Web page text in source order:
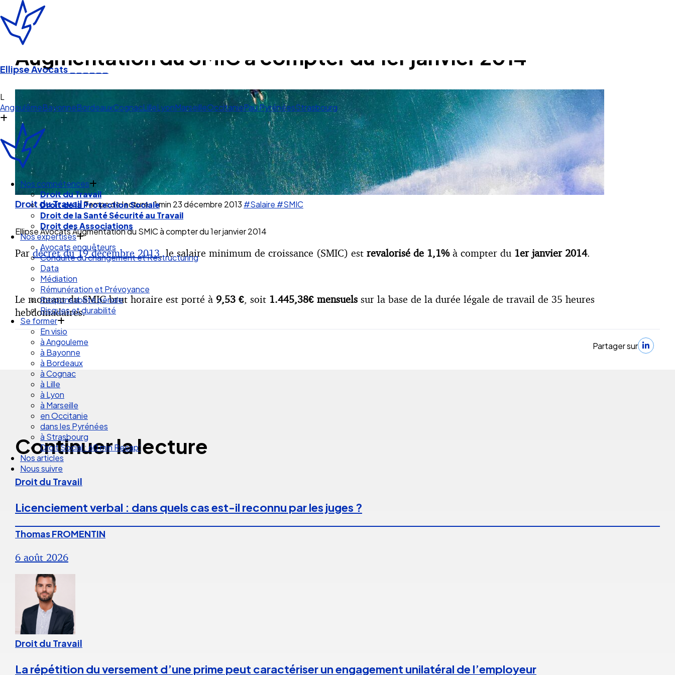
Ellipse Avocats______
Lyon
AngoulêmeBayonneBordeauxCognacLilleLyonMarseilleOccitaniePau PyrénéesStrasbourg
Nos compétences
Droit du Travail
Droit de la Protection Sociale
Droit de la Santé Sécurité au Travail
Droit des Associations
Nos expertises
Avocats enquêteurs
Conduite du changement et Restructuring
Data
Médiation
Rémunération et Prévoyance
Responsabilité pénale
Risques et durabilité
Se former
En visio
à Angouleme
à Bayonne
à Bordeaux
à Cognac
à Lille
à Lyon
à Marseille
en Occitanie
dans les Pyrénées
à Strasbourg
Droit Social : 60 min Recap’
Nos articles
Nous suivre
Augmentation du SMIC à compter du 1er janvier 2014
Droit du TravailTemps de lecture : 1 min 23 décembre 2013 #Salaire #SMIC
Ellipse Avocats Augmentation du SMIC à compter du 1er janvier 2014
Pardécret du 19 décembre 2013, le salaire minimum de croissance (SMIC) est revalorisé de 1,1%à compter du 1er janvier 2014.
Le montant du SMIC brut horaire est porté à 9,53 €, soit 1.445,38€ mensuels sur la base de la durée légale de travail de 35 heures
hebdomadaires.
Partager sur
Continuer la lecture
Droit du Travail
Licenciement verbal : dans quels cas est-il reconnu par les juges ?
Thomas FROMENTIN
6 août 2026
Droit du Travail
La répétition du versement d’une prime peut caractériser un engagement unilatéral de l’employeur